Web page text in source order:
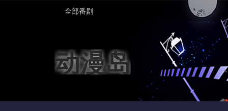
全部番剧
动漫岛